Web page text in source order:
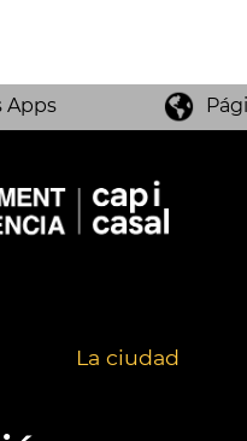
Apps
La ciudad